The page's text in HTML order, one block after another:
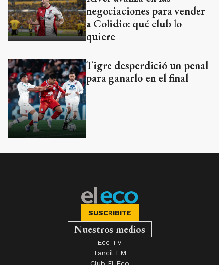
Nuestros medios
Eco TV
Juegos
AÑADIR COMO FUENTE EN
Suplementos
Farmacias de turno